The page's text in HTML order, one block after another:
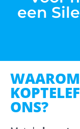
een
ONS?